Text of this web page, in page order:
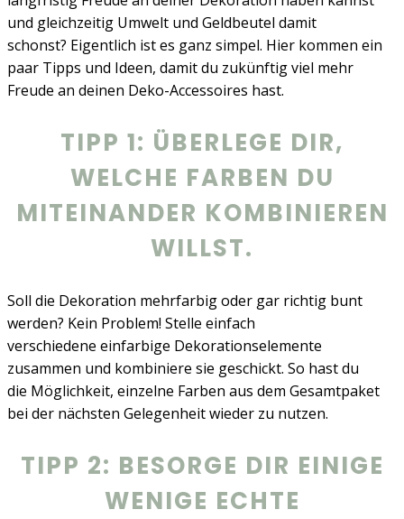
und gleichzeitig Umwelt und Geldbeutel damit
schonst? Eigentlich ist es ganz simpel. Hier kommen ein
paar Tipps und Ideen, damit du zukünftig viel mehr
Freude an deinen Deko-Accessoires hast.
TIPP 1: ÜBERLEGE DIR,
WELCHE FARBEN DU
MITEINANDER KOMBINIEREN
WILLST.
Soll die Dekoration mehrfarbig oder gar richtig bunt
werden? Kein Problem! Stelle einfach
verschiedene einfarbige Dekorationselemente
zusammen und kombiniere sie geschickt. So hast du
die Möglichkeit, einzelne Farben aus dem Gesamtpaket
bei der nächsten Gelegenheit wieder zu nutzen.
TIPP 2: BESORGE DIR EINIGE
WENIGE ECHTE